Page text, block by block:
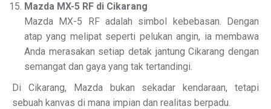
Mazda MX-5 RF di Cikarang
Mazda MX-5 RF adalah simbol kebebasan. Dengan
atap yang melipat seperti pelukan angin, ia membawa
Anda merasakan setiap detak jantung Cikarang dengan
semangat dan gaya yang tak tertandingi.
Di Cikarang, Mazda bukan sekadar kendaraan, tetapi
sebuah kanvas di mana impian dan realitas berpadu.